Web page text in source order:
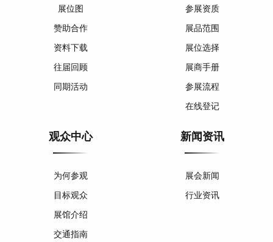
展位图
赞助合作
资料下载
往届回顾
同期活动
参展资质
展品范围
展位选择
展商手册
参展流程
在线登记
观众中心
为何参观
目标观众
展馆介绍
交通指南
新闻资讯
展会新闻
行业资讯